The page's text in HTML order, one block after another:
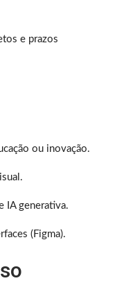
e prazos
ou inovação.
IA generativa.
(Figma).